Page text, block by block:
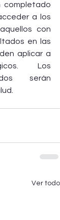
completado
a los
con
en las
aplicar a
Los
serán
Ver todo